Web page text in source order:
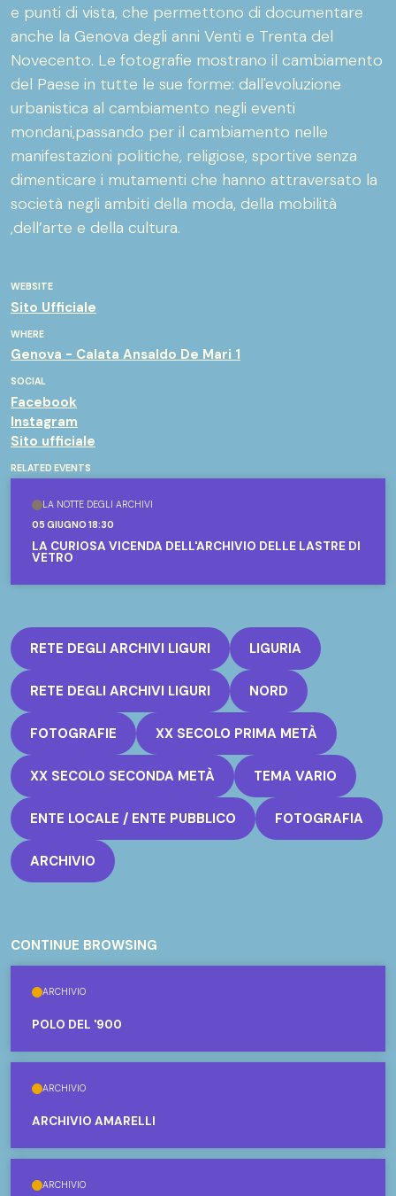
WEBSITE
Sito Ufficiale
WHERE
Genova - Calata Ansaldo De Mari 1
SOCIAL
Facebook
Instagram
Sito ufficiale
RELATED EVENTS
LA NOTTE DEGLI ARCHIVI
05 GIUGNO 18:30
LA CURIOSA VICENDA DELL'ARCHIVIO DELLE LASTRE DI
VETRO
RETE DEGLI ARCHIVI LIGURI LIGURIA
RETE DEGLI ARCHIVI LIGURI NORD
FOTOGRAFIE XX SECOLO PRIMA METÀ
XX SECOLO SECONDA METÀ TEMA VARIO
ENTE LOCALE / ENTE PUBBLICO FOTOGRAFIA
ARCHIVIO
e punti di vista, che permettono di documentare
anche la Genova degli anni Venti e Trenta del
Novecento. Le fotografie mostrano il cambiamento
del Paese in tutte le sue forme: dall'evoluzione
urbanistica al cambiamento negli eventi
mondani,passando per il cambiamento nelle
manifestazioni politiche, religiose, sportive senza
dimenticare i mutamenti che hanno attraversato la
società negli ambiti della moda, della mobilità
,dell’arte e della cultura.
CONTINUE BROWSING
ARCHIVIO
POLO DEL '900
ARCHIVIO
ARCHIVIO AMARELLI
ARCHIVIO